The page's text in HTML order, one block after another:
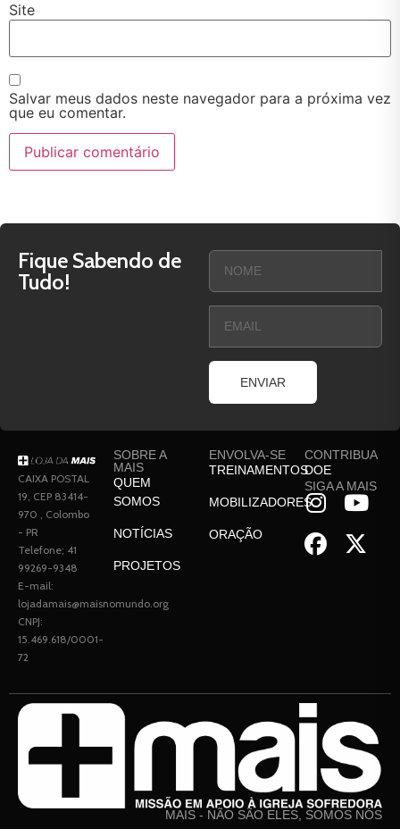
Site
Salvar meus dados neste navegador para a próxima vez
que eu comentar.
Fique Sabendo de
Tudo!
ENVIAR
CAIXA POSTAL
19, CEP 83414-
970 , Colombo
- PR
Telefone; 41
99269-9348
E-mail:
lojadamais@maisnomundo.org
CNPJ:
15.469.618/0001-
72
SOBRE A
MAIS
QUEM
SOMOS
NOTÍCIAS
PROJETOS
ENVOLVA-SE
TREINAMENTOS
MOBILIZADORES
ORAÇÃO
CONTRIBUA
DOE
SIGA A MAIS
MAIS - NÃO SÃO ELES, SOMOS NÓS